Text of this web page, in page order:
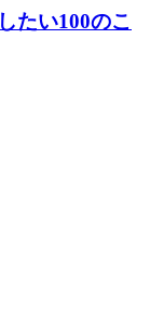
たい100のこ